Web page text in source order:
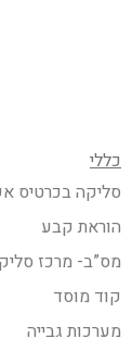
כללי
סליקה בכרטיס
הוראת קבע
מס”ב- מרכז
קוד מוסד
מערכות גבייה